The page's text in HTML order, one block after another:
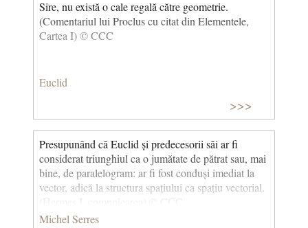
Sire, nu există o cale regală către geometrie.
(Comentariul lui Proclus cu citat din Elementele,
Cartea I) © CCC
Euclid
>>>
Presupunând că Euclid și predecesorii săi ar fi
considerat triunghiul ca o jumătate de pătrat sau, mai
bine, de paralelogram: ar fi fost conduși imediat la
vector, adică la structura spațiului ca spațiu vectorial.
(Hermes I, comunicarea) © CCC
Michel Serres